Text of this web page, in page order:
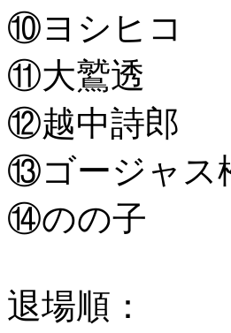
⑩ヨシヒコ
⑪大鷲透
⑫越中詩郎
⑬ゴージャス
⑭のの子
退場順：